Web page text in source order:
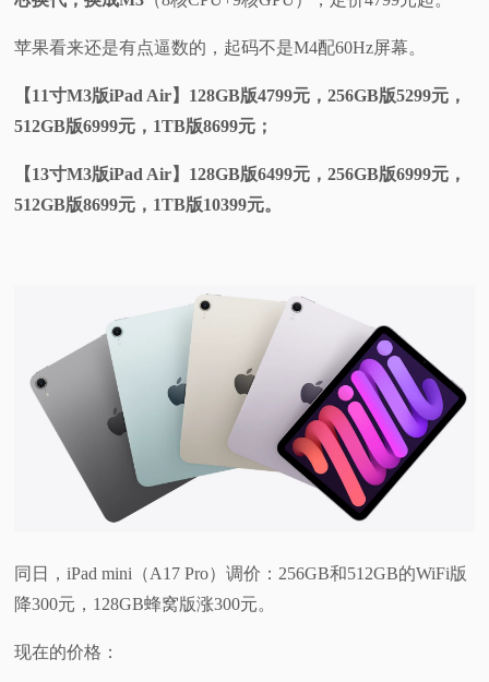
苹果看来还是有点逼数的，起码不是M4配60Hz屏幕。
【11寸M3版iPad Air】128GB版4799元，256GB版5299元，
512GB版6999元，1TB版8699元；
【13寸M3版iPad Air】128GB版6499元，256GB版6999元，
512GB版8699元，1TB版10399元。
同日，iPad mini（A17 Pro）调价：256GB和512GB的WiFi版
降300元，128GB蜂窝版涨300元。
现在的价格：